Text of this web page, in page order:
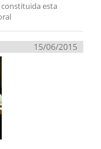
constituida esta
15/06/2015